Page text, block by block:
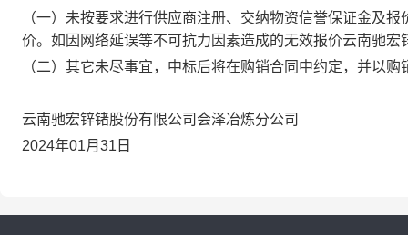
（一）未按要求进行供应商注册、交纳物资信誉保证金及
价。如因网络延误等不可抗力因素造成的无效报价云南驰
（二）其它未尽事宜，中标后将在购销合同中约定，并以购
云南驰宏锌锗股份有限公司会泽冶炼分公司
2024年01月31日